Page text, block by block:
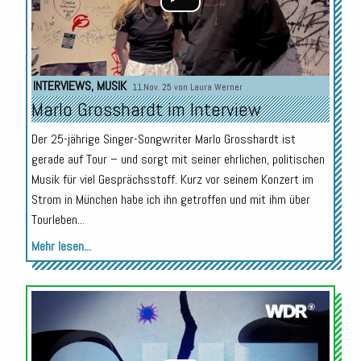
INTERVIEWS, MUSIK 11.Nov. 25 von Laura Werner
Marlo Grosshardt im Interview
Der 25-jährige Singer-Songwriter Marlo Grosshardt ist
gerade auf Tour – und sorgt mit seiner ehrlichen, politischen
Musik für viel Gesprächsstoff. Kurz vor seinem Konzert im
Strom in München habe ich ihn getroffen und mit ihm über
Tourleben...
Mehr lesen...
Audio-
Player